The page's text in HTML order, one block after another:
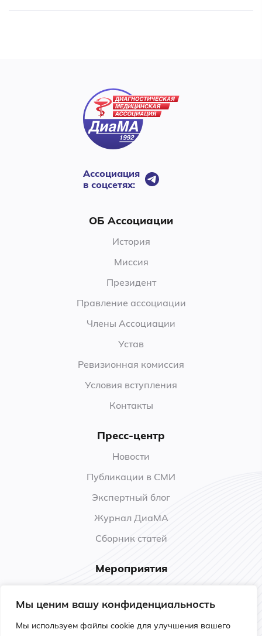
Мы ценим вашу конфиденциальность
Мы используем файлы cookie для улучшения вашего
Ассоциация
в соцсетях:
ОБ Ассоциации
История
Миссия
Президент
Правление ассоциации
Члены Ассоциации
Устав
Ревизионная комиссия
Условия вступления
Контакты
Пресс-центр
Новости
Публикации в СМИ
Экспертный блог
Журнал ДиаМА
Сборник статей
Мероприятия
Анонсы
Прошедшие мероприятия
Обучение